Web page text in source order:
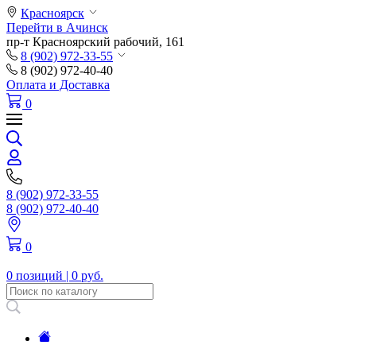
Красноярск
Перейти в Ачинск
пр-т Красноярский рабочий, 161
8 (902) 972-33-55
8 (902) 972-40-40
Оплата и Доставка
0
8 (902) 972-33-55
8 (902) 972-40-40
0
0 позиций | 0 руб.